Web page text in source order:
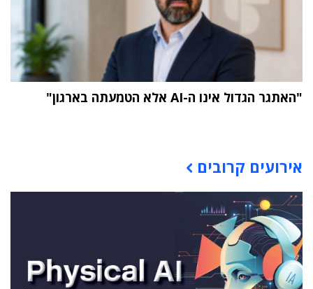
"האתגר הגדול אינו ה-AI אלא הטמעתה בארגון"
אירועים קרובים